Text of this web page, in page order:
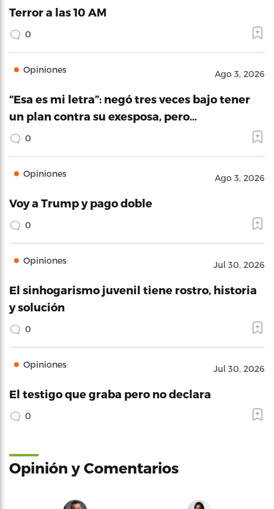
Terror a las 10 AM
0
Opiniones Ago 3, 2026
“Esa es mi letra”: negó tres veces bajo tener
un plan contra su exesposa, pero…
0
Opiniones Ago 3, 2026
Voy a Trump y pago doble
0
Opiniones Jul 30, 2026
El sinhogarismo juvenil tiene rostro, historia
y solución
0
Opiniones Jul 30, 2026
El testigo que graba pero no declara
0
Opinión y Comentarios